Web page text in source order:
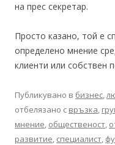
на прес секретар.
Просто казано, той е
определено мнение
клиенти или собствен
Публикувано в бизнес,
отбелязано с връзка,
мнение, общественост,
развитие, специалист,